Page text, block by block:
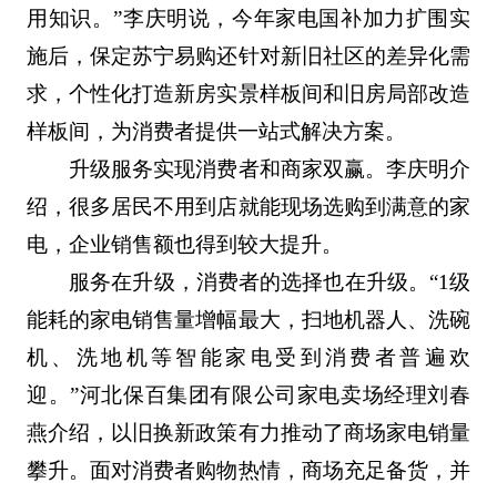
用知识。”李庆明说，今年家电国补加力扩围实
施后，保定苏宁易购还针对新旧社区的差异化需
求，个性化打造新房实景样板间和旧房局部改造
样板间，为消费者提供一站式解决方案。
升级服务实现消费者和商家双赢。李庆明介
绍，很多居民不用到店就能现场选购到满意的家
电，企业销售额也得到较大提升。
服务在升级，消费者的选择也在升级。“1级
能耗的家电销售量增幅最大，扫地机器人、洗碗
机、洗地机等智能家电受到消费者普遍欢
迎。”河北保百集团有限公司家电卖场经理刘春
燕介绍，以旧换新政策有力推动了商场家电销量
攀升。面对消费者购物热情，商场充足备货，并